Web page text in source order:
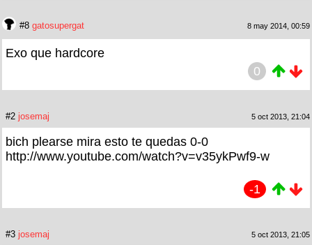
#8 gatosupergat 8 may 2014, 00:59
Exo que hardcore
0
#2 josemaj 5 oct 2013, 21:04
bich plearse mira esto te quedas 0-0
http://www.youtube.com/watch?v=v35ykPwf9-w
-1
#3 josemaj 5 oct 2013, 21:05